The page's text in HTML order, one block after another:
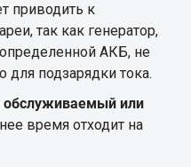
приводить к
так как генератор,
АКБ, не
для подзарядки тока.
обслуживаемый или
время отходит на